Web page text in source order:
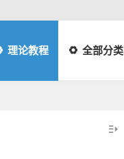
理论教程 全部分类